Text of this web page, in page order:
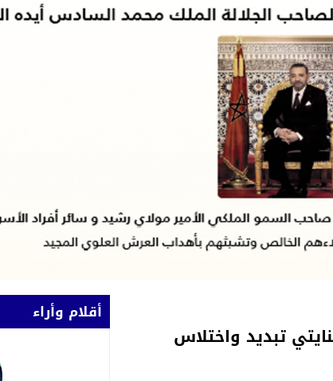
تبديد واختلاس
أقلام وأراء